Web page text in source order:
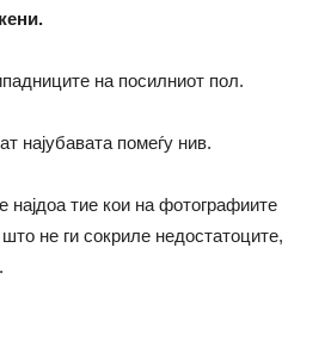
на посилниот пол.
најубавата помеѓу нив.
најдоа тие кои на фотографиите
не ги сокриле недостатоците,